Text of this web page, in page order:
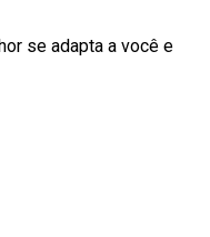
se adapta a você e